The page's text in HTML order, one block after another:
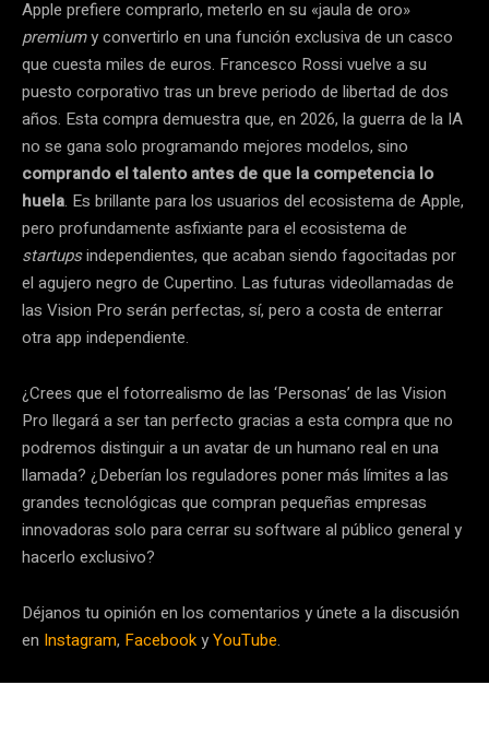
Apple prefiere comprarlo, meterlo en su «jaula de oro»
premiumy convertirlo en una función exclusiva de un casco
que cuesta miles de euros. Francesco Rossi vuelve a su
puesto corporativo tras un breve periodo de libertad de dos
años. Esta compra demuestra que, en 2026, la guerra de la IA
no se gana solo programando mejores modelos, sino
comprando el talento antes de que la competencia lo
huela. Es brillante para los usuarios del ecosistema de Apple,
pero profundamente asfixiante para el ecosistema de
startupsindependientes, que acaban siendo fagocitadas por
el agujero negro de Cupertino. Las futuras videollamadas de
las Vision Pro serán perfectas, sí, pero a costa de enterrar
otra app independiente.
¿Crees que el fotorrealismo de las ‘Personas’ de las Vision
Pro llegará a ser tan perfecto gracias a esta compra que no
podremos distinguir a un avatar de un humano real en una
llamada? ¿Deberían los reguladores poner más límites a las
grandes tecnológicas que compran pequeñas empresas
innovadoras solo para cerrar su software al público general y
hacerlo exclusivo?
Déjanos tu opinión en los comentarios y únete a la discusión
en Instagram, FacebookyYouTube.